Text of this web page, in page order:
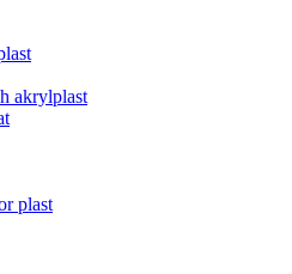
akrylplast
plast